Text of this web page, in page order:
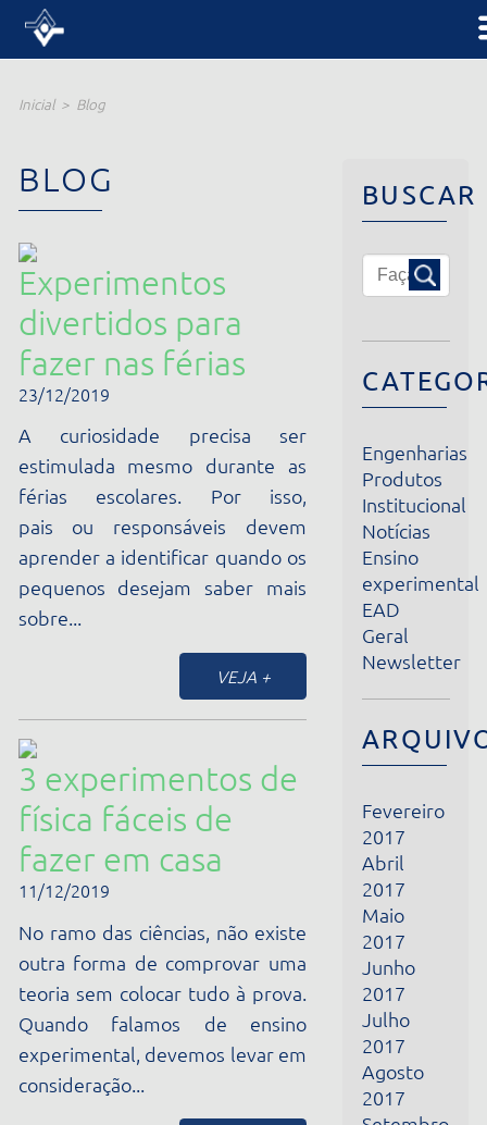
BLOG
Experimentos
divertidos para
fazer nas férias
23/12/2019
A curiosidade precisa ser
férias escolares. Por isso,
pais ou responsáveis devem
aprender a identificar quando os
pequenos desejam saber mais
sobre...
3 experimentos de
física fáceis de
fazer em casa
11/12/2019
outra forma de comprovar uma
teoria sem colocar tudo à prova.
Quando falamos de ensino
experimental, devemos levar em
consideração...
VEJA +
CATEGORIAS
Engenharias
Institucional
Notícias
Ensino
experimental
Geral
Newsletter
ARQUIVOS
Fevereiro
2017
2017
Maio
2017
Junho
2017
Julho
2017
Agosto
2017
Setembro
2017
Novembro
2017
Dezembro